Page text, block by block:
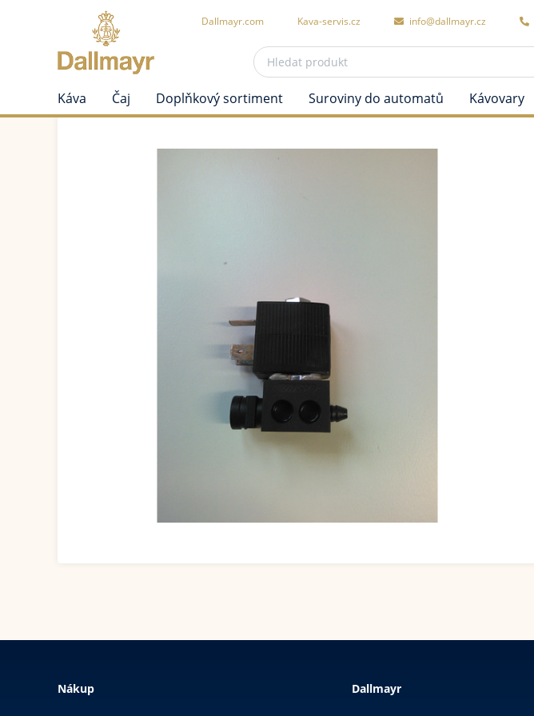
Dallmayr.com Kava-servis.cz info@dallmayr.cz
Káva Čaj Doplňkový sortiment Suroviny do automatů Kávovary
Nákup Dallmayr